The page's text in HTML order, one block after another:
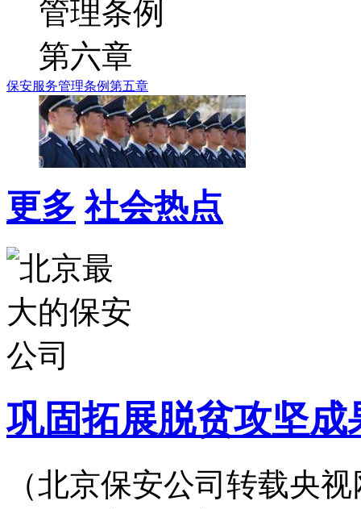
保安服务管理条例第五章
更多 社会热点
巩固拓展脱贫攻坚成
（北京保安公司转载央